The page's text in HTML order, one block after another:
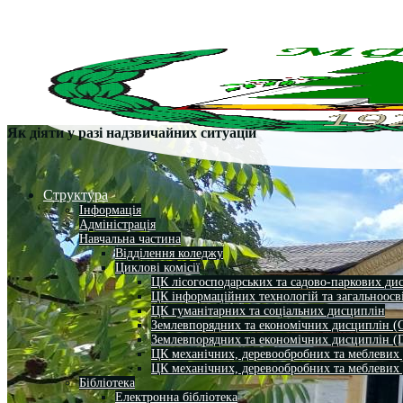
Структура
Інформація
Адміністрація
Навчальна частина
Відділення коледжу
Циклові комісії
ЦК лісогосподарських та садово-паркових
ЦК інформаційних технологій та
ЦК гуманітарних та соціальних дисциплін
Землевпорядних та економічних дисциплін
Землевпорядних та економічних дисциплін
ЦК механічних, деревообробних та
ЦК механічних, деревообробних та
Бібліотека
Електронна бібліотека
Як діяти у разі надзвичайних ситуацій